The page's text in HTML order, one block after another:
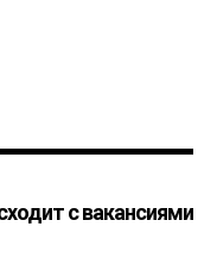
с вакансиями